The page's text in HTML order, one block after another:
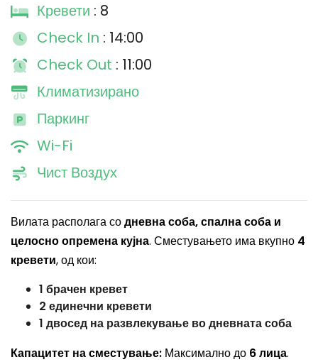
Кревети : 8
Check In : 14:00
Check Out : 11:00
Климатизирано
Паркинг
Wi-Fi
Чист Воздух
Вилата располага содневна соба, спална соба и
целосно опремена кујна. Сместувањето има вкупно 4
кревети, од кои:
1 брачен кревет
2 единечни кревети
1 двосед на развлекување во дневната соба
Капацитет на сместување: Максимално до 6 лица.